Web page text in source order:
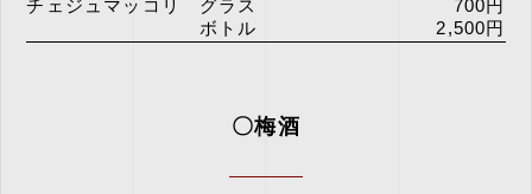
チェジュマッコリ グラス
ボトル
700円
2,500円
〇梅酒